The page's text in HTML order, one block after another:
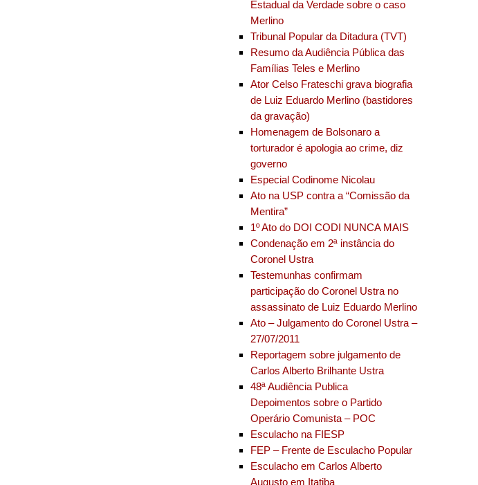
Estadual da Verdade sobre o caso
Merlino
Tribunal Popular da Ditadura (TVT)
Resumo da Audiência Pública das
Famílias Teles e Merlino
Ator Celso Frateschi grava biografia
de Luiz Eduardo Merlino (bastidores
da gravação)
Homenagem de Bolsonaro a
torturador é apologia ao crime, diz
governo
Especial Codinome Nicolau
Ato na USP contra a “Comissão da
Mentira”
1º Ato do DOI CODI NUNCA MAIS
Condenação em 2ª instância do
Coronel Ustra
Testemunhas confirmam
participação do Coronel Ustra no
assassinato de Luiz Eduardo Merlino
Ato – Julgamento do Coronel Ustra –
27/07/2011
Reportagem sobre julgamento de
Carlos Alberto Brilhante Ustra
48ª Audiência Publica
Depoimentos sobre o Partido
Operário Comunista – POC
Esculacho na FIESP
FEP – Frente de Esculacho Popular
Esculacho em Carlos Alberto
Augusto em Itatiba